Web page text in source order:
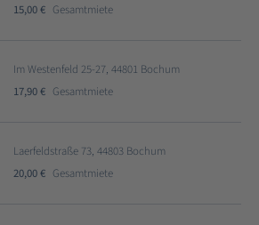
15,00 € Gesamtmiete
Im Westenfeld 25-27, 44801 Bochum
17,90 € Gesamtmiete
Laerfeldstraße 73, 44803 Bochum
20,00 € Gesamtmiete